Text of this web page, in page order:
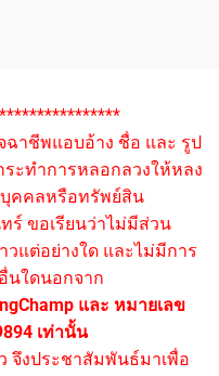
าชีพแอบอ้าง ชื่อ และ รูป
ะทำการหลอกลวงให้หลง
คคลหรือทรัพย์สิน
ร์ ขอเรียนว่าไม่มีส่วน
วแต่อย่างใด และไม่มีการ
นใดนอกจาก
และ หมายเลข
เท่านั้น
จึงประชาสัมพันธ์มาเพื่อ